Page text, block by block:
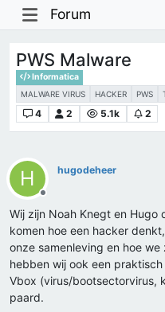
Forum
PWS Malware
Informatica
MALWARE VIRUS HACKER PWS
4 2 5.1k 2
H
Offline
hugodeheer
Wij zijn Noah Knegt en Hugo
komen hoe een hacker
onze samenleving en hoe
hebben wij ook een
Vbox (virus/bootsectorvirus,
paard.